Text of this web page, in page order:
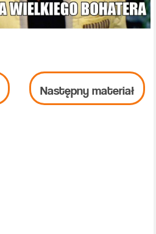
Następny materiał